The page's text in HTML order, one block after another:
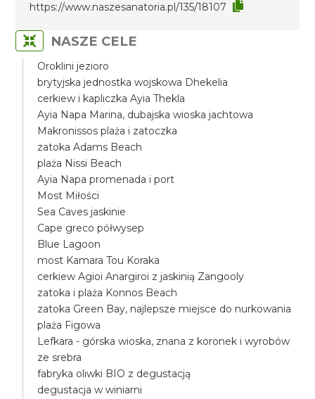
https://www.naszesanatoria.pl/135/18107
NASZE CELE
Oroklini jezioro
brytyjska jednostka wojskowa Dhekelia
cerkiew i kapliczka Ayia Thekla
Ayia Napa Marina, dubajska wioska jachtowa
Makronissos plaża i zatoczka
zatoka Adams Beach
plaża Nissi Beach
Ayia Napa promenada i port
Most Miłości
Sea Caves jaskinie
Cape greco półwysep
Blue Lagoon
most Kamara Tou Koraka
cerkiew Agioi Anargiroi z jaskinią Zangooly
zatoka i plaża Konnos Beach
zatoka Green Bay, najlepsze miejsce do nurkowania
plaża Figowa
Lefkara - górska wioska, znana z koronek i wyrobów
ze srebra
fabryka oliwki BIO z degustacją
degustacja w winiarni